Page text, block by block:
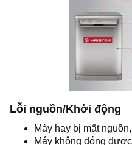
Lỗi nguồn/Khởi động
Máy hay bị mất
Máy không đóng